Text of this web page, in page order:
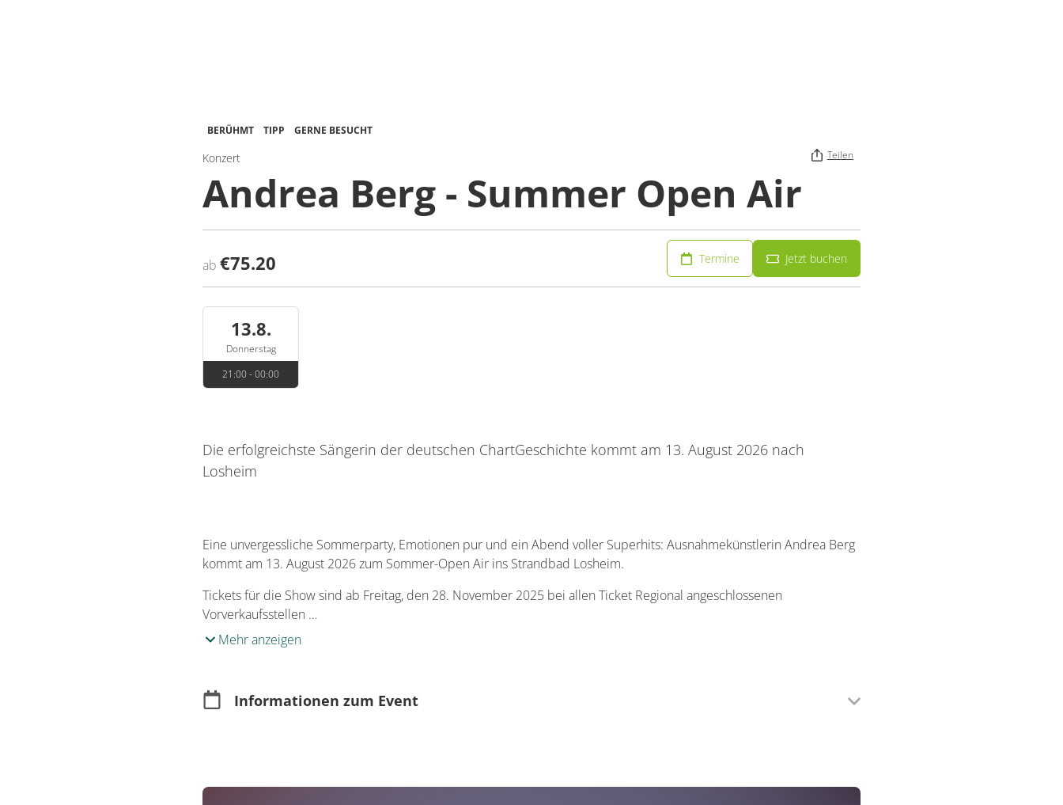
BERÜHMT TIPP GERNE BESUCHT
Konzert Teilen
Andrea Berg - Summer Open Air
ab €75.20 Termine Jetzt buchen
13.8.
Donnerstag
21:00 - 00:00
Die erfolgreichste Sängerin der deutschen ChartGeschichte kommt am 13. August 2026 nach
Losheim
Eine unvergessliche Sommerparty, Emotionen pur und ein Abend voller Superhits: Ausnahmekünstlerin Andrea Berg
kommt am 13. August 2026 zum Sommer-Open Air ins Strandbad Losheim.
Tickets für die Show sind ab Freitag, den 28. November 2025 bei allen Ticket Regional angeschlossenen
Vorverkaufsstellen …
Mehr anzeigen
Informationen zum Event
Rollstuhlgerecht